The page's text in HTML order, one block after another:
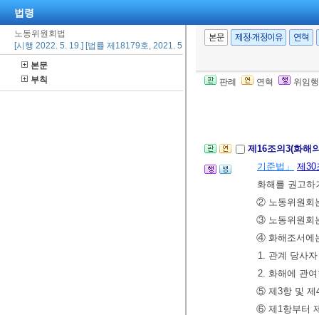
법령
노동위원회법
[시행 2022. 5. 19.] [법률 제18179호, 2021. 5. 18., 일부개정]
본문
부칙
본문 제정·개정이유 연혁
판례 연혁 위임
[전문개정
제16조의2(주심
경우에 주심
제16조의3(화해
기준법」
제30
화해를 권고
② 노동위원회
③ 노동위원회
④ 화해조서에
1. 관계 당사자
2. 화해에 관
⑤ 제3항 및 제
⑥ 제1항부터